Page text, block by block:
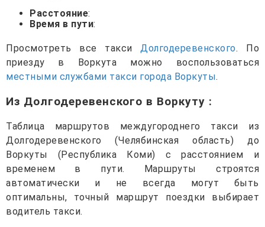
Расстояние:
Время в пути:
Просмотреть все таксиДолгодеревенского. По
приезду в Воркута можно воспользоваться
местными службами такси города Воркуты.
Из Долгодеревенского в Воркуту :
Таблица маршрутов междугороднего такси из
Долгодеревенского (Челябинская область) до
Воркуты (Республика Коми) с расстоянием и
временем в пути. Маршруты строятся
автоматически и не всегда могут быть
оптимальны, точный маршрут поездки выбирает
водитель такси.